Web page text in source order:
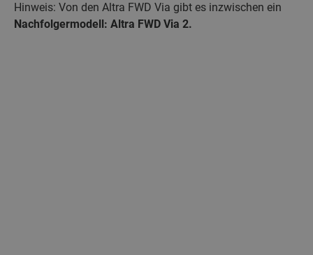
Hinweis: Von den Altra FWD Via gibt es inzwischen ein
Nachfolgermodell: Altra FWD Via 2.